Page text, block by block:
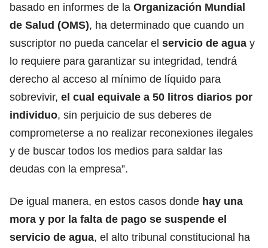
basado en informes de la Organización Mundial
de Salud (OMS), ha determinado que cuando un
suscriptor no pueda cancelar el servicio de agua y
lo requiere para garantizar su integridad, tendrá
derecho al acceso al mínimo de líquido para
sobrevivir, el cual equivale a 50 litros diarios por
individuo, sin perjuicio de sus deberes de
comprometerse a no realizar reconexiones ilegales
y de buscar todos los medios para saldar las
deudas con la empresa”.
De igual manera, en estos casos donde hay una
mora y por la falta de pago se suspende el
servicio de agua, el alto tribunal constitucional ha